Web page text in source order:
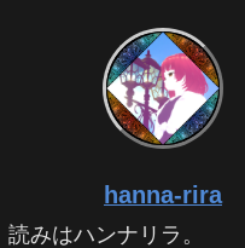
hanna-rira
読みはハンナリラ。